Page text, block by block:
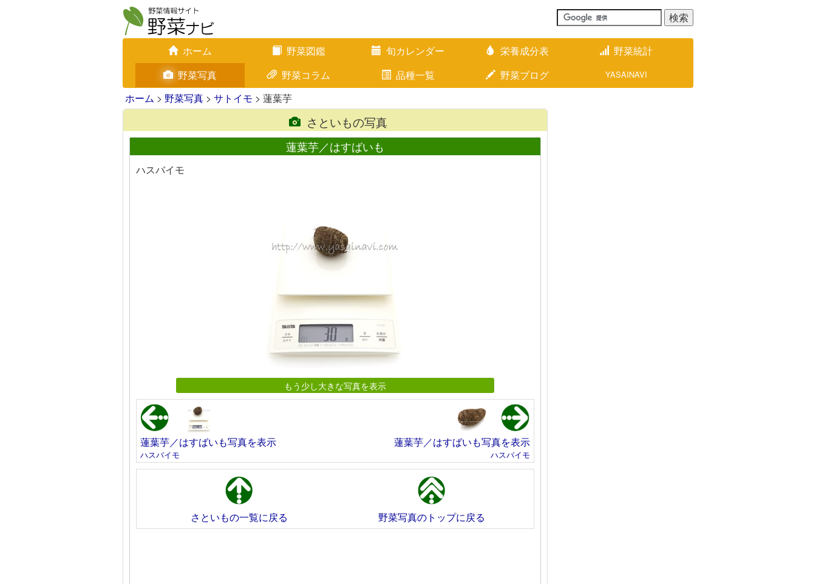
ホーム 野菜図鑑 旬カレンダー 栄養成分表
野菜統計
野菜写真
野菜コラム 品種一覧 野菜ブログ YASAINAVI
ホーム > 野菜写真 > サトイモ > 蓮葉芋
さといもの写真
蓮葉芋／はすばいも
ハスバイモ
もう少し大きな写真を表示
蓮葉芋／はすばいも写真を表示
ハスバイモ
蓮葉芋／はすばいも写真を表示
ハスバイモ
さといもの一覧に戻る 野菜写真のトップに戻る